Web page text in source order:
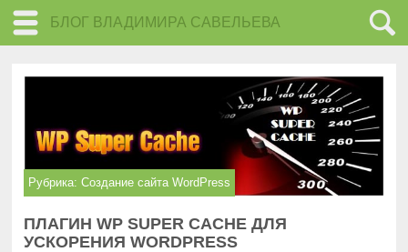
БЛОГ ВЛАДИМИРА САВЕЛЬЕВА
Рубрика:Создание сайта WordPress
ПЛАГИН WP SUPER CACHE ДЛЯ
УСКОРЕНИЯ WORDPRESS